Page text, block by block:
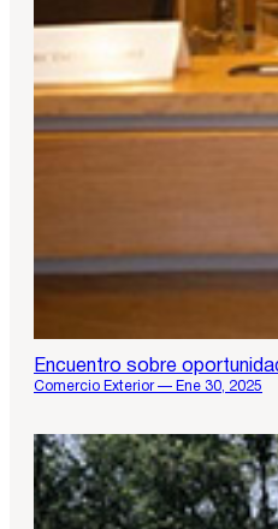
Encuentro sobre
Comercio Exterior — Ene 30, 2025